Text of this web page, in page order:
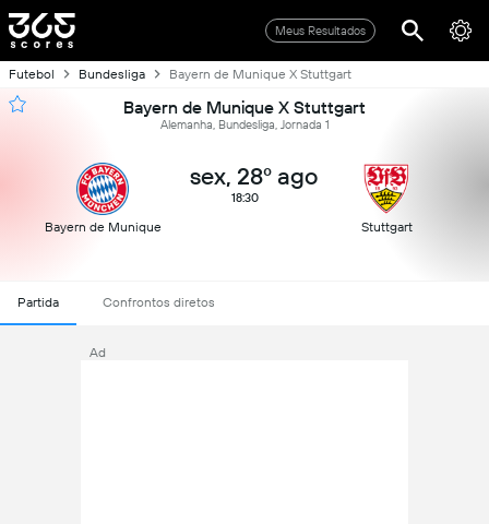
Meus Resultados
Futebol Bundesliga Bayern de Munique X Stuttgart
Bayern de Munique X Stuttgart
Alemanha, Bundesliga, Jornada 1
Bayern de Munique
sex, 28º ago
18:30
Stuttgart
Partida Confrontos diretos
Ad